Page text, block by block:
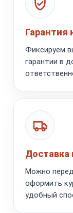
Гарантия
Фиксируем
гарантии в
Доставка
Можно
оформить
удобный